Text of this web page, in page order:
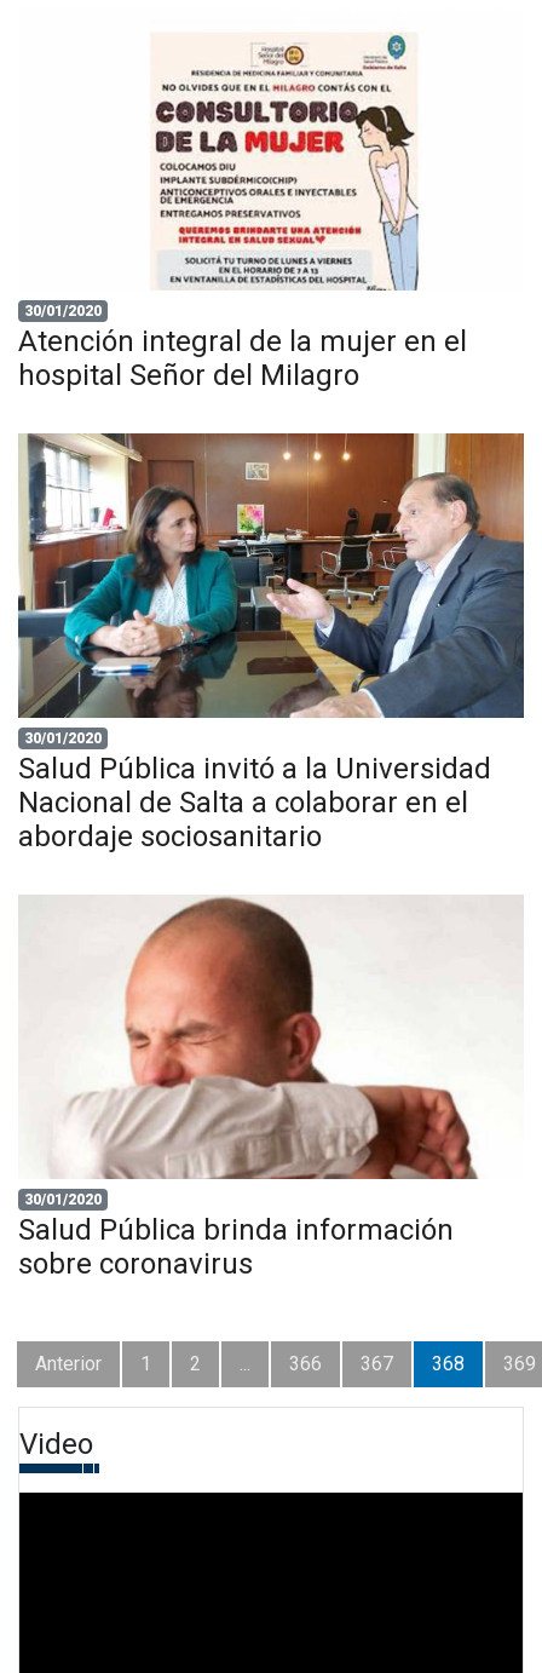
30/01/2020
Atención integral de la mujer en el
hospital Señor del Milagro
30/01/2020
Salud Pública invitó a la Universidad
Nacional de Salta a colaborar en el
abordaje sociosanitario
30/01/2020
Salud Pública brinda información
sobre coronavirus
Anterior 1 2 ... 366 367 368 369
Video